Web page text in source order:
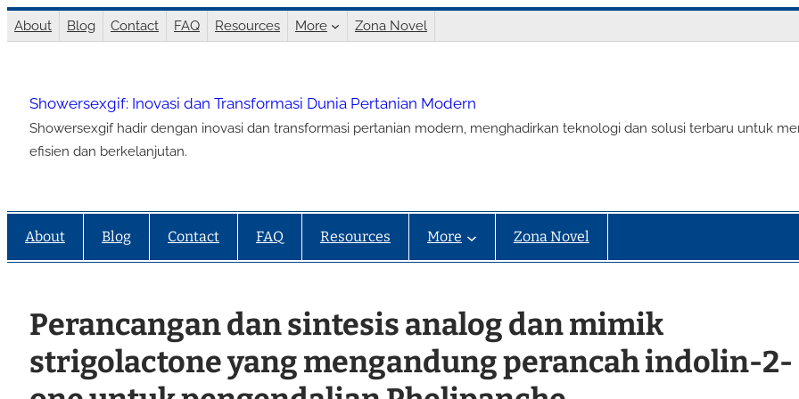
Lewati
ke
About Blog Contact FAQ Resources More Zona Novel
Showersexgif: Inovasi dan Transformasi Dunia Pertanian Modern
Showersexgif hadir dengan inovasi dan transformasi pertanian modern, menghadirkan teknologi dan solusi terbaru untuk
efisien dan berkelanjutan.
About Blog Contact FAQ Resources More Zona Novel
Perancangan dan sintesis analog dan mimik
strigolactone yang mengandung perancah indolin-2-